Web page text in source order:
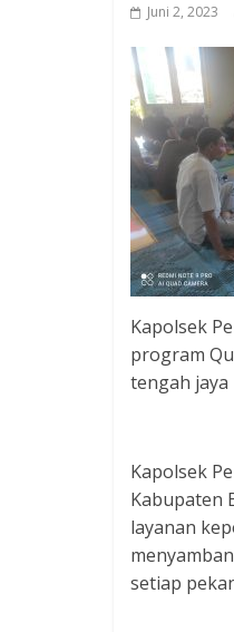
Juni 2, 2023
Kapolsek
program
tengah jaya
Kapolsek
Kabupaten
layanan
setiap